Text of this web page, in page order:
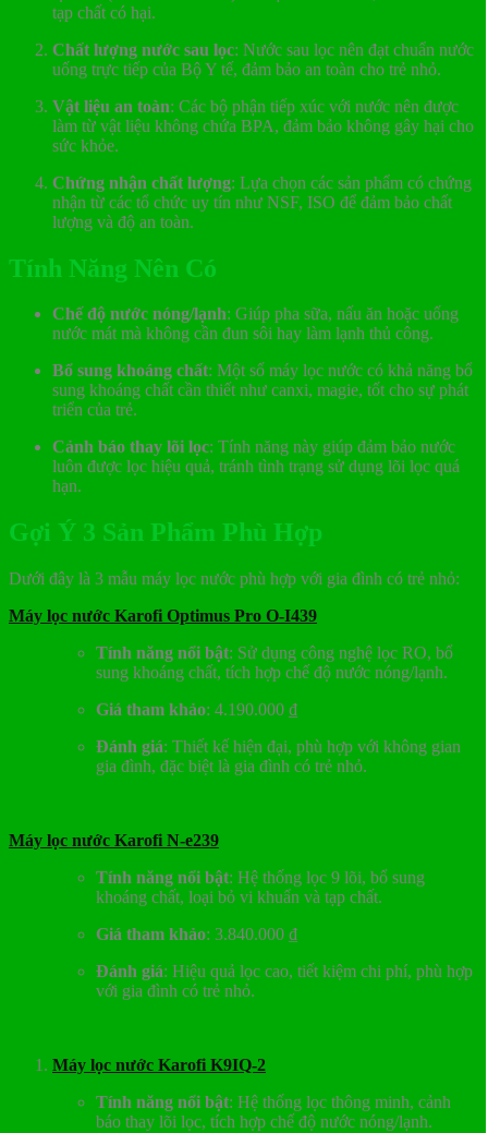
tạp chất có hại.
Chất lượng nước sau lọc: Nước sau lọc nên đạt chuẩn nước
uống trực tiếp của Bộ Y tế, đảm bảo an toàn cho trẻ nhỏ.
Vật liệu an toàn: Các bộ phận tiếp xúc với nước nên được
làm từ vật liệu không chứa BPA, đảm bảo không gây hại cho
sức khỏe.
Chứng nhận chất lượng: Lựa chọn các sản phẩm có chứng
nhận từ các tổ chức uy tín như NSF, ISO để đảm bảo chất
lượng và độ an toàn.
Tính Năng Nên Có
Chế độ nước nóng/lạnh: Giúp pha sữa, nấu ăn hoặc uống
nước mát mà không cần đun sôi hay làm lạnh thủ công.
Bổ sung khoáng chất: Một số máy lọc nước có khả năng bổ
sung khoáng chất cần thiết như canxi, magie, tốt cho sự phát
triển của trẻ.
Cảnh báo thay lõi lọc: Tính năng này giúp đảm bảo nước
luôn được lọc hiệu quả, tránh tình trạng sử dụng lõi lọc quá
hạn.
Gợi Ý 3 Sản Phẩm Phù Hợp
Dưới đây là 3 mẫu máy lọc nước phù hợp với gia đình có trẻ nhỏ:
Máy lọc nước Karofi Optimus Pro O-I439
Tính năng nổi bật: Sử dụng công nghệ lọc RO, bổ
sung khoáng chất, tích hợp chế độ nước nóng/lạnh.
Giá tham khảo: 4.190.000 ₫
Đánh giá: Thiết kế hiện đại, phù hợp với không gian
gia đình, đặc biệt là gia đình có trẻ nhỏ.
Máy lọc nước Karofi N-e239
Tính năng nổi bật: Hệ thống lọc 9 lõi, bổ sung
khoáng chất, loại bỏ vi khuẩn và tạp chất.
Giá tham khảo: 3.840.000 ₫
Đánh giá: Hiệu quả lọc cao, tiết kiệm chi phí, phù hợp
với gia đình có trẻ nhỏ.
Máy lọc nước Karofi K9IQ-2
Tính năng nổi bật: Hệ thống lọc thông minh, cảnh
báo thay lõi lọc, tích hợp chế độ nước nóng/lạnh.